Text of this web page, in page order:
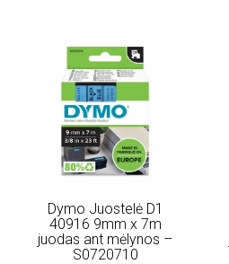
Dymo Juostelė D1
40916 9mm x 7m
juodas ant mėlynos –
S0720710